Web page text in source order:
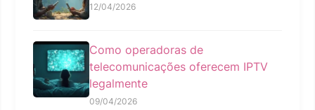
12/04/2026
Como operadoras de
telecomunicações oferecem IPTV
legalmente
09/04/2026